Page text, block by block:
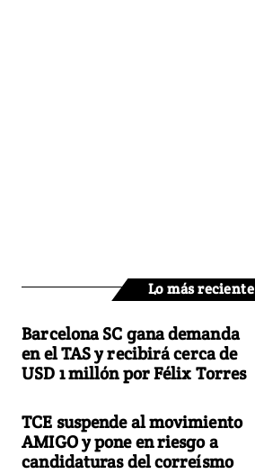
Lo más reciente
Barcelona SC gana demanda
en el TAS y recibirá cerca de
USD 1 millón por Félix Torres
TCE suspende al movimiento
AMIGO y pone en riesgo a
candidaturas del correísmo